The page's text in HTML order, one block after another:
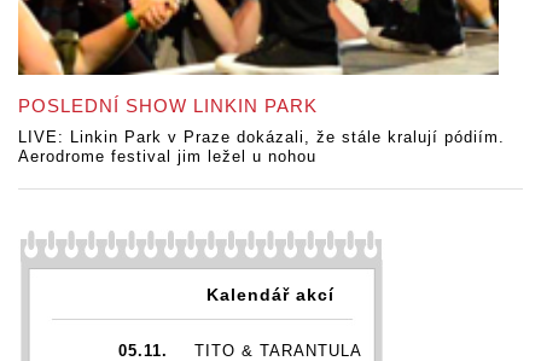
POSLEDNÍ SHOW LINKIN PARK
LIVE: Linkin Park v Praze dokázali, že stále kralují pódiím.
Aerodrome festival jim ležel u nohou
Kalendář akcí
05.11.
TITO & TARANTULA